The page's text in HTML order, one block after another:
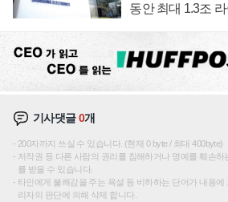
동안 최대 1.3조
기사댓글0개
200자까지 쓰실 수 있습니다. (현재 0 byte / 최대 400byte)
저작권 등 다른 사람의 권리를 침해하거나 명예를 훼손하
를 받을 수 있습니다.
타인에게 불쾌감을 주는 욕설 등 비하하는 단어가 내용
리자의 판단에 의해 삭제 합니다.